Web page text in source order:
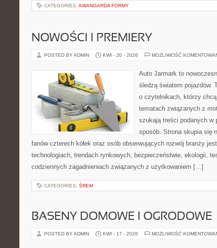
CATEGORIES: AWANGARDA FORMY
NOWOŚCI I PREMIERY
POSTED BY ADMIN KWI - 20 - 2026 MOŻLIWOŚĆ
Auto Jarmark to
śledzą światem pojazdów.
o czytelnikach, którzy
tematach związanych z
szukają treści podanych w
sposób. Strona skupia się
fanów czterech kółek oraz osób obserwujących rozwój branży
technologiach, trendach rynkowych, bezpieczeństwie, ekologii,
codziennych zagadnieniach związanych z użytkowaniem […]
CATEGORIES: ŚREM
BASENY DOMOWE I OGRODOWE
POSTED BY ADMIN KWI - 17 - 2026 MOŻLIWOŚĆ